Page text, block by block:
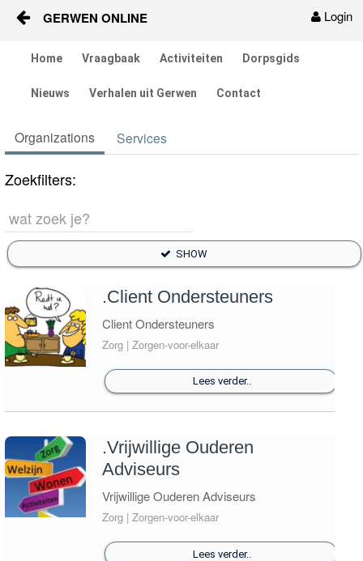
Login
GERWEN ONLINE
Activiteiten
Dorpsgids
Services
Buurtverenigingen
Verenigingen-tegels
Nieuws
Groepen
pakketfraude
Home Vraagbaak Activiteiten Dorpsgids
Nieuws Verhalen uit Gerwen Contact
Organizations Services
Zoekfilters:
SHOW
.Client Ondersteuners
Client Ondersteuners
Zorg | Zorgen-voor-elkaar
Lees verder..
.Vrijwillige Ouderen
Adviseurs
Vrijwillige Ouderen Adviseurs
Zorg | Zorgen-voor-elkaar
Lees verder..